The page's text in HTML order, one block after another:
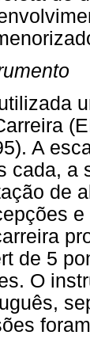
A
cada, a
de
de 5
O